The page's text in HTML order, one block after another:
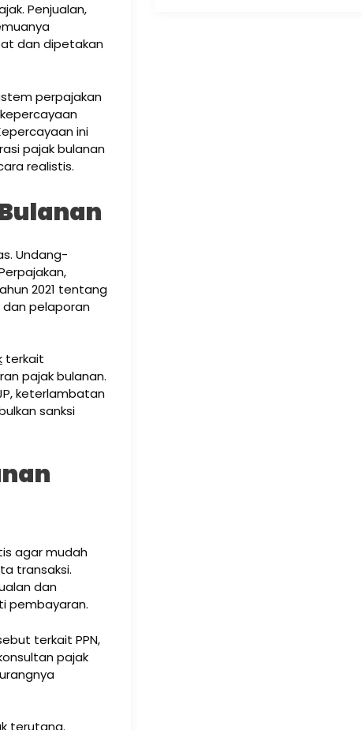
Penjualan,
dan dipetakan
perpajakan
ini
pajak bulanan
realistis.
Undang-
2021 tentang
dan pelaporan
terkait
pajak bulanan.
keterlambatan
sanksi
agar mudah
transaksi.
dan
pembayaran.
terkait PPN,
pajak
terutang.